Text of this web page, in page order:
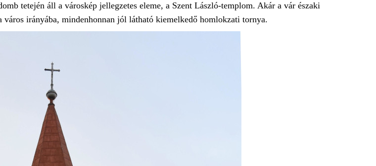
tetején áll a városkép jellegzetes eleme, a Szent László-templom. Akár a vár északi
irányába, mindenhonnan jól látható kiemelkedő homlokzati tornya.